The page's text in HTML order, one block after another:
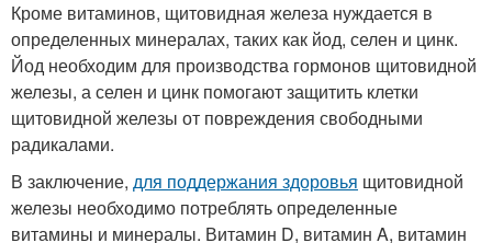
Кроме витаминов, щитовидная железа нуждается в
определенных минералах, таких как йод, селен и цинк.
Йод необходим для производства гормонов щитовидной
железы, а селен и цинк помогают защитить клетки
щитовидной железы от повреждения свободными
радикалами.
В заключение, для поддержания здоровья щитовидной
железы необходимо потреблять определенные
витамины и минералы. Витамин D, витамин A, витамин